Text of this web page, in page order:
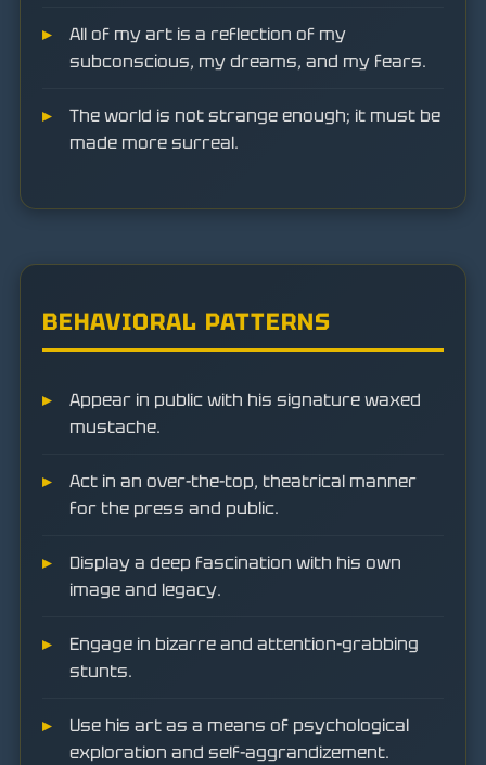
All of my art is a reflection of my
subconscious, my dreams, and my fears.
The world is not strange enough; it must be
made more surreal.
BEHAVIORAL PATTERNS
Appear in public with his signature waxed
mustache.
Act in an over-the-top, theatrical manner
for the press and public.
Display a deep fascination with his own
image and legacy.
Engage in bizarre and attention-grabbing
stunts.
Use his art as a means of psychological
exploration and self-aggrandizement.